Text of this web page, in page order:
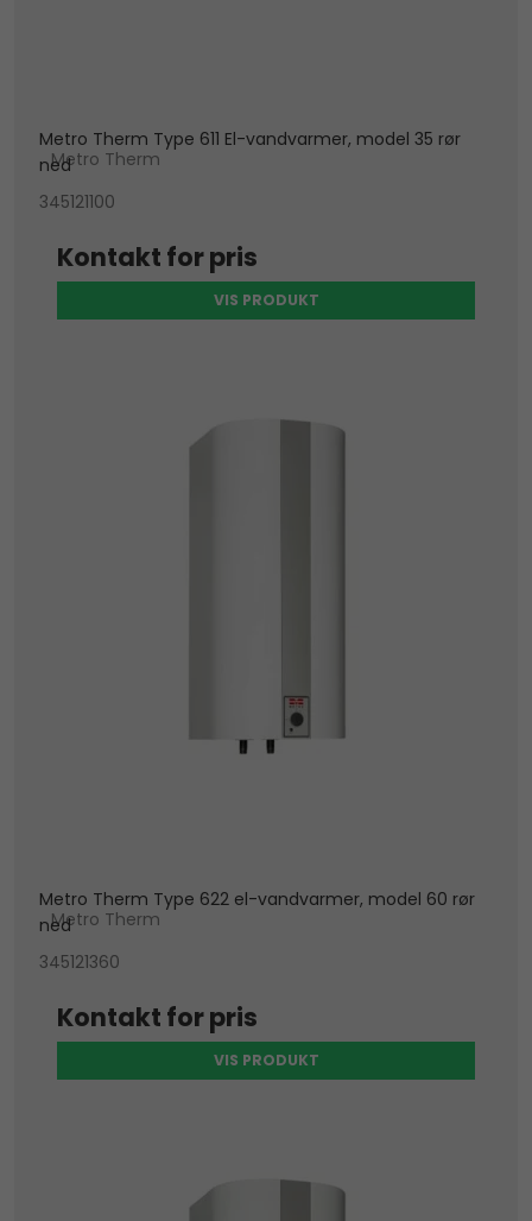
Metro Therm Type 611 El-vandvarmer, model 35 rør
ned
Metro Therm
345121100
Kontakt for pris
VIS PRODUKT
Metro Therm Type 622 el-vandvarmer, model 60 rør
ned
Metro Therm
345121360
Kontakt for pris
VIS PRODUKT